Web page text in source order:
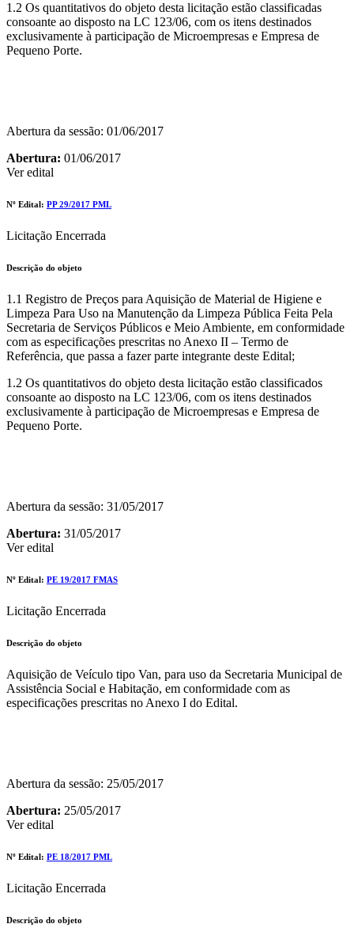
1.2 Os quantitativos do objeto desta licitação estão classificadas
consoante ao disposto na LC 123/06, com os itens destinados
exclusivamente à participação de Microempresas e Empresa de
Pequeno Porte.
Abertura da sessão: 01/06/2017
Abertura: 01/06/2017
Ver edital
Nº Edital: PP 29/2017 PML
Licitação Encerrada
Descrição do objeto
1.1 Registro de Preços para Aquisição de Material de Higiene e
Limpeza Para Uso na Manutenção da Limpeza Pública Feita Pela
Secretaria de Serviços Públicos e Meio Ambiente, em conformidade
com as especificações prescritas no Anexo II – Termo de
Referência, que passa a fazer parte integrante deste Edital;
1.2 Os quantitativos do objeto desta licitação estão classificados
consoante ao disposto na LC 123/06, com os itens destinados
exclusivamente à participação de Microempresas e Empresa de
Pequeno Porte.
Abertura da sessão: 31/05/2017
Abertura: 31/05/2017
Ver edital
Nº Edital: PE 19/2017 FMAS
Licitação Encerrada
Descrição do objeto
Aquisição de Veículo tipo Van, para uso da Secretaria Municipal de
Assistência Social e Habitação, em conformidade com as
especificações prescritas no Anexo I do Edital.
Abertura da sessão: 25/05/2017
Abertura: 25/05/2017
Ver edital
Nº Edital: PE 18/2017 PML
Licitação Encerrada
Descrição do objeto